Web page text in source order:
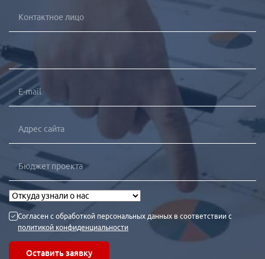
Согласен с обработкой персональных данных в соответствии с
политикой конфиденциальности
Оставить заявку